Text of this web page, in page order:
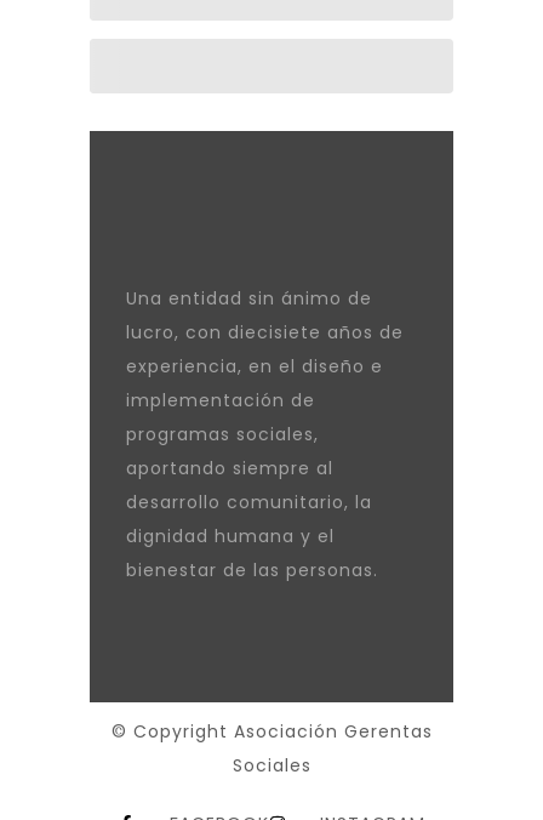
Una entidad sin ánimo de
lucro, con diecisiete años de
experiencia, en el diseño e
implementación de
programas sociales,
aportando siempre al
desarrollo comunitario, la
dignidad humana y el
bienestar de las personas.
© Copyright Asociación Gerentas
Sociales